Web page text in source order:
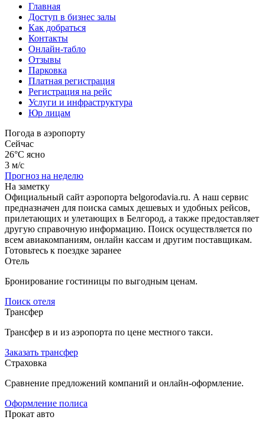
Главная
Доступ в бизнес залы
Как добраться
Контакты
Онлайн-табло
Отзывы
Парковка
Платная регистрация
Регистрация на рейс
Услуги и инфраструктура
Юр лицам
Погода в аэропорту
Сейчас
26°C ясно
3 м/с
Прогноз на неделю
На заметку
Официальный сайт аэропорта belgorodavia.ru. А наш сервис
предназначен для поиска самых дешевых и удобных рейсов,
прилетающих и улетающих в Белгород, а также предоставляет
другую справочную информацию. Поиск осуществляется по
всем авиакомпаниям, онлайн кассам и другим поставщикам.
Готовьтесь к поездке заранее
Отель
Бронирование гостиницы по выгодным ценам.
Поиск отеля
Трансфер
Трансфер в и из аэропорта по цене местного такси.
Заказать трансфер
Страховка
Сравнение предложений компаний и онлайн-оформление.
Оформление полиса
Прокат авто